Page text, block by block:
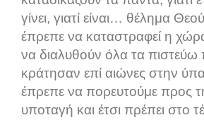
γίνει, γιατί είναι… θέλημα
έπρεπε να καταστραφεί η
να διαλυθούν όλα τα πιστεύω
κράτησαν επί αιώνες στην
έπρεπε να πορευτούμε προς
υποταγή και έτσι πρέπει στο